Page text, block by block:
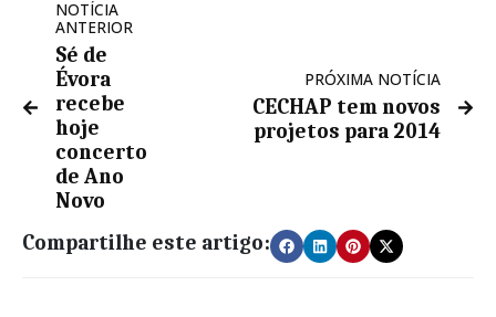
NOTÍCIA
ANTERIOR
Sé de
Évora
recebe
hoje
concerto
de Ano
Novo
PRÓXIMA NOTÍCIA
CECHAP tem novos
projetos para 2014
Compartilhe este artigo: